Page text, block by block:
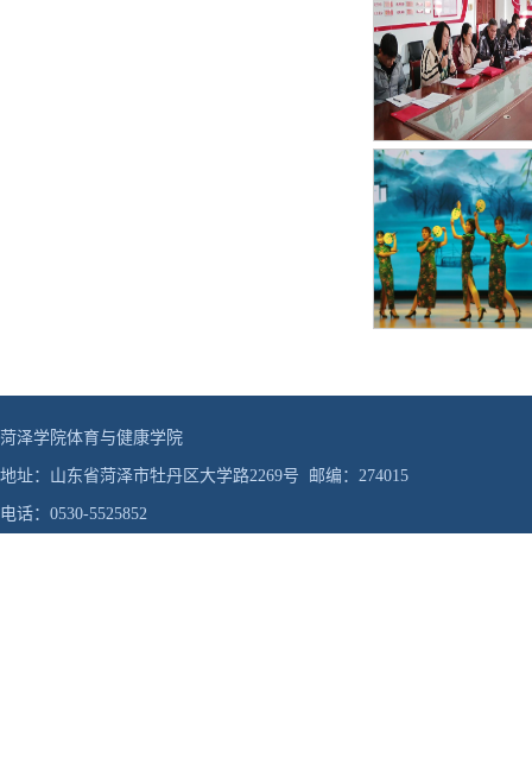
菏泽学院体育与健康学院
地址：山东省菏泽市牡丹区大学路2269号 邮编：274015
电话：0530-5525852